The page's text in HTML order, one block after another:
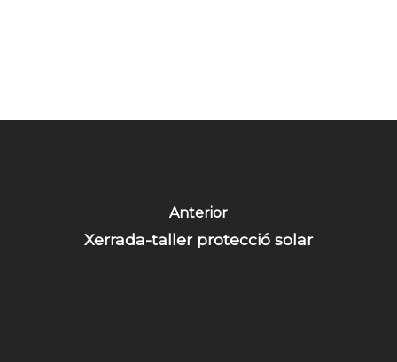
Anterior
Xerrada-taller protecció solar
Actualitat